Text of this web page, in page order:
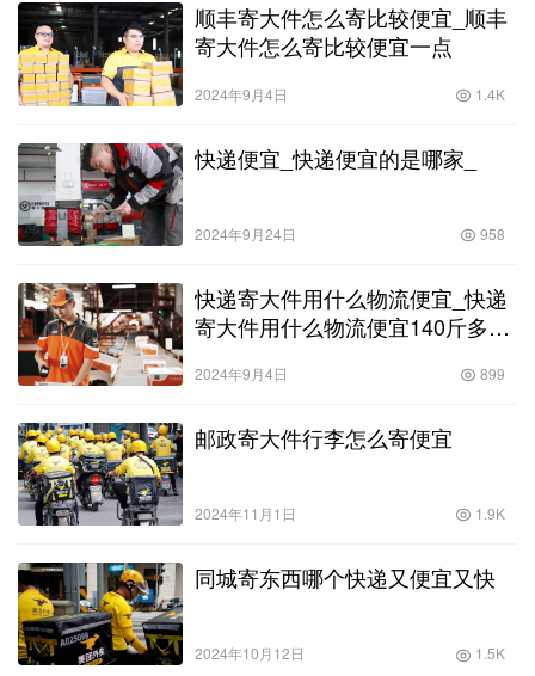
顺丰寄大件怎么寄比较便宜_顺丰
寄大件怎么寄比较便宜一点
2024年9月4日 1.4K
快递便宜_快递便宜的是哪家_
2024年9月24日 958
快递寄大件用什么物流便宜_快递
寄大件用什么物流便宜140斤多少
2024年9月4日 899
邮政寄大件行李怎么寄便宜
2024年11月1日 1.9K
同城寄东西哪个快递又便宜又快
2024年10月12日 1.5K